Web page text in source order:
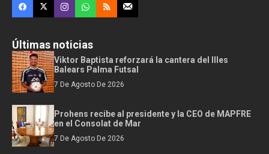
Últimas noticias
Viktor Baptista reforzará la cantera del Illes
Balears Palma Futsal
7 De Agosto De 2026
Prohens recibe al presidente y la CEO de MAPFRE
en el Consolat de Mar
7 De Agosto De 2026